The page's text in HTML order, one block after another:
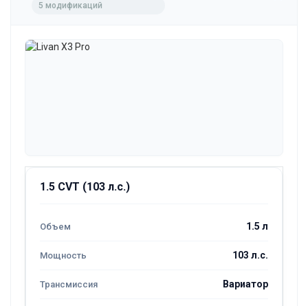
5 модификаций
1.5 CVT (103 л.с.)
1.5 л
103 л.с.
Вариатор